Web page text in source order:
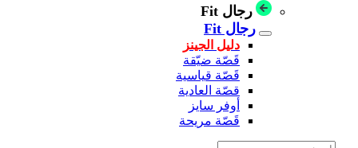
رجال Fit
رجال Fit
دليل الجينز
قَصّة ضيّقة
قَصّة قياسية
قصّة العادية
أوفر سايز
قَصّة مريحة